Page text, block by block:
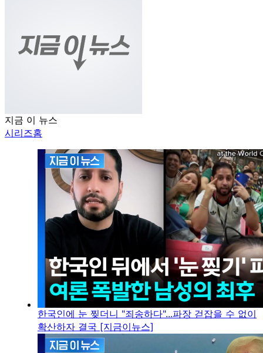
지금 이 뉴스
시리즈홈
한국인에 눈 찢더니 "죄송하다"...파장 걷잡을 수 없이
확산하자 결국 [지금이뉴스]